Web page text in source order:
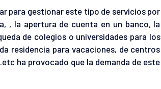
para gestionar este tipo de servicios por
, la apertura de cuenta en un banco, la
de colegios o universidades para los
residencia para vacaciones, de centros
ha provocado que la demanda de este